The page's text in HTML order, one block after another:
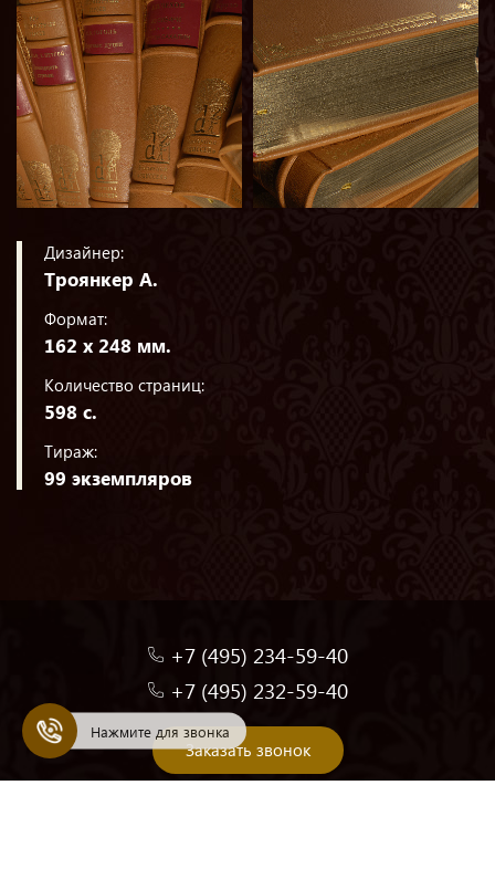
Дизайнер:
Троянкер А.
Формат:
162 х 248 мм.
Количество страниц:
598 с.
Тираж:
99 экземпляров
+7 (495) 234-59-40
+7 (495) 232-59-40
Заказать звонок
Нажмите для звонка